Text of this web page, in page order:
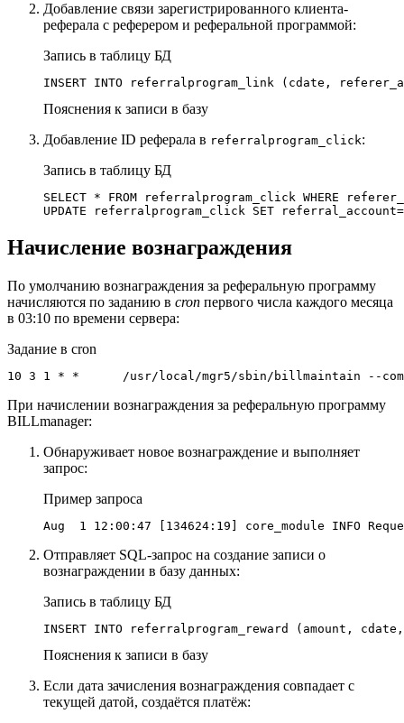
Добавление связи зарегистрированного клиента-
реферала с реферером и реферальной программой:
Запись в таблицу БД
INSERT INTO referralprogram_link (cdate,
Пояснения к записи в базу
Добавление ID реферала в referralprogram_click:
Запись в таблицу БД
SELECT * FROM referralprogram_click WHERE
UPDATE referralprogram_click SET
Начисление вознаграждения
По умолчанию вознаграждения за реферальную программу
начисляются по заданию в cron первого числа каждого месяца
в 03:10 по времени сервера:
Задание в cron
10 3 1 * *      /usr/local/mgr5/sbin/billmaintain --
При начислении вознаграждения за реферальную программу
BILLmanager:
Обнаруживает новое вознаграждение и выполняет
запрос:
Пример запроса
Aug  1 12:00:47 [134624:19] core_module INFO
Отправляет SQL-запрос на создание записи о
вознаграждении в базу данных:
Запись в таблицу БД
INSERT INTO referralprogram_reward
Пояснения к записи в базу
Если дата зачисления вознаграждения совпадает с
текущей датой, создаётся платёж: